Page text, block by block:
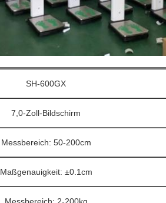
SH-600GX
7,0-Zoll-Bildschirm
Messbereich: 50-200cm
Maßgenauigkeit: ±0.1cm